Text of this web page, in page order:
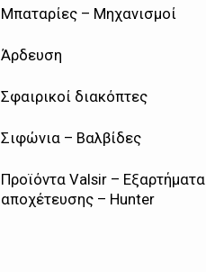
Μπαταρίες – Μηχανισμοί
Άρδευση
Σφαιρικοί διακόπτες
Σιφώνια – Βαλβίδες
Προϊόντα Valsir – Εξαρτήματα
αποχέτευσης – Hunter